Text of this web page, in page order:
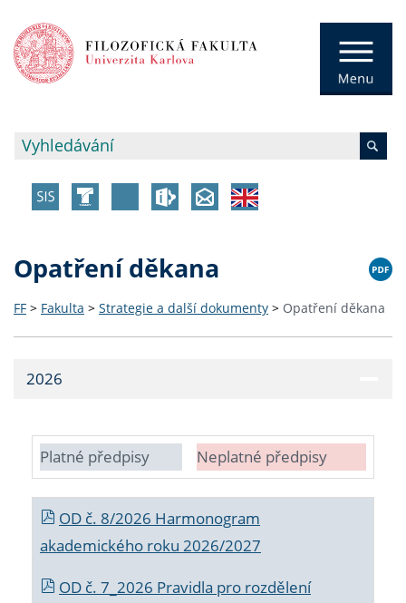
Opatření děkana
FF > Fakulta > Strategie a další dokumenty > Opatření děkana
2026
Platné předpisy Neplatné předpisy
OD č. 8/2026 Harmonogram
akademického roku 2026/2027
OD č. 7_2026 Pravidla pro rozdělení